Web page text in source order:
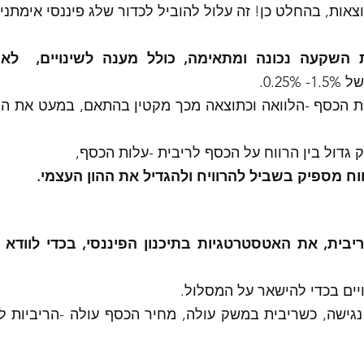
בהחלט כן! זה עלול להוביל לכדור שלג פיננסי
נכונה ומתאימה, כולל מענה לשינויים,
גדול בין הרווח על הכסף לריבית -עלות הכסף,
מספיק בשביל להרוויח ולהגדיל את ההון העצמי.
בכדי להישאר על המסלול.